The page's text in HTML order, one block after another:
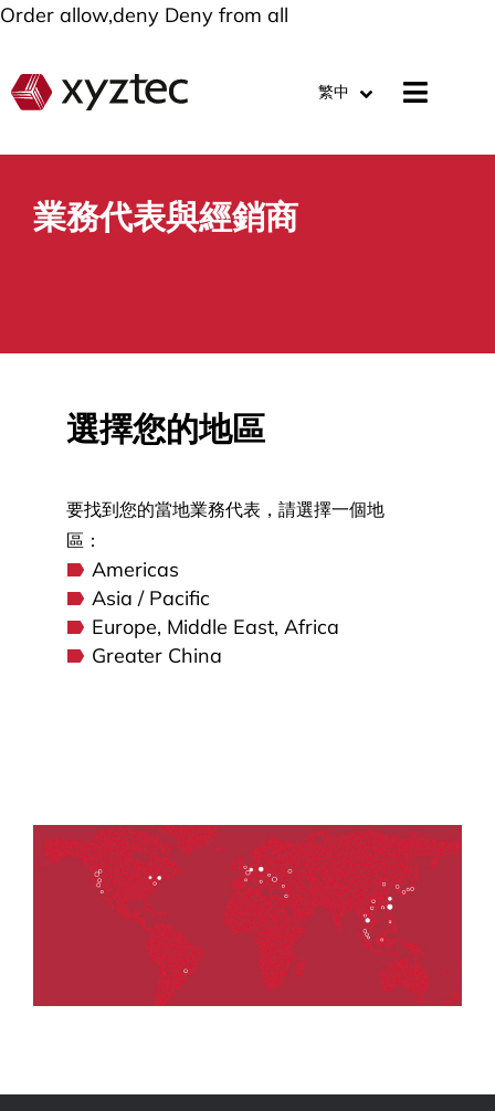
Order allow,deny Deny from all
繁中
業務代表與經銷商
選擇您的地區
要找到您的當地業務代表，請選擇一個地
區：
Americas
Asia / Pacific
Europe, Middle East, Africa
Greater China